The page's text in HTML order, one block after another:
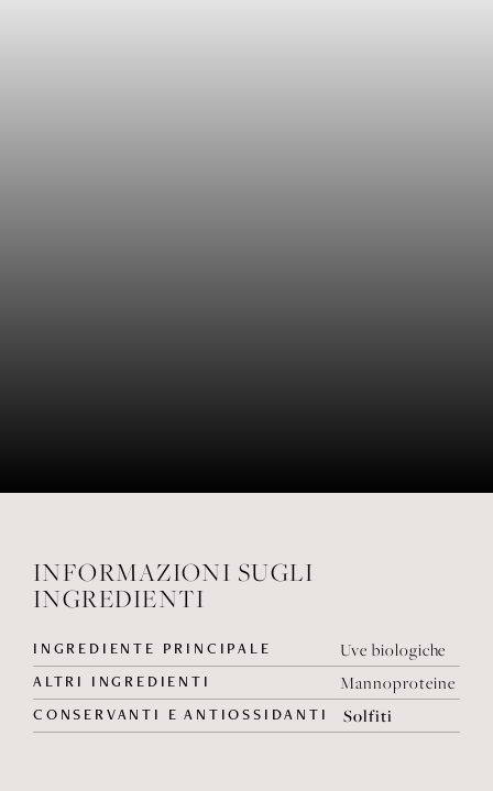
INFORMAZIONI SUGLI
INGREDIENTI
INGREDIENTE PRINCIPALE Uve biologiche
ALTRI INGREDIENTI Mannoproteine
CONSERVANTI E ANTIOSSIDANTI Solfiti